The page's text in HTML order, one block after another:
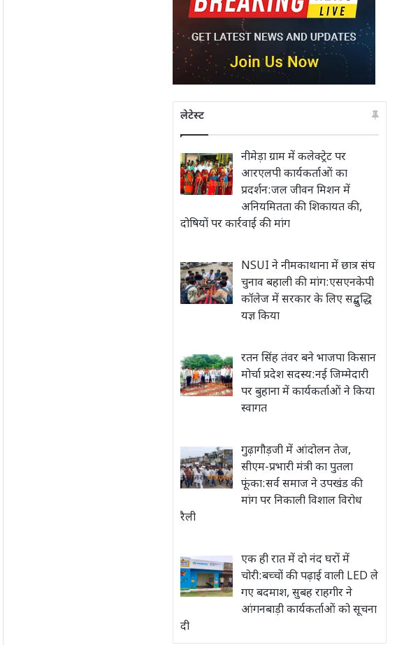
लेटेस्ट
नीमेड़ा ग्राम में कलेक्ट्रेट पर
आरएलपी कार्यकर्ताओं का
प्रदर्शन:जल जीवन मिशन में
अनियमितता की शिकायत की,
दोषियों पर कार्रवाई की मांग
NSUI ने नीमकाथाना में छात्र संघ
चुनाव बहाली की मांग:एसएनकेपी
कॉलेज में सरकार के लिए सद्बुद्धि
यज्ञ किया
रतन सिंह तंवर बने भाजपा किसान
मोर्चा प्रदेश सदस्य:नई जिम्मेदारी
पर बुहाना में कार्यकर्ताओं ने किया
स्वागत
गुढ़ागौड़जी में आंदोलन तेज,
सीएम-प्रभारी मंत्री का पुतला
फूंका:सर्व समाज ने उपखंड की
मांग पर निकाली विशाल विरोध
रैली
एक ही रात में दो नंद घरों में
चोरी:बच्चों की पढ़ाई वाली LED ले
गए बदमाश, सुबह राहगीर ने
आंगनबाड़ी कार्यकर्ताओं को सूचना
दी